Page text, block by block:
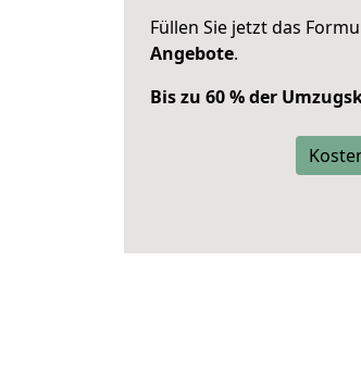
Füllen Sie jetzt das
Angebote.
Bis zu 60 % der